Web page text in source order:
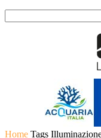
Home Tags